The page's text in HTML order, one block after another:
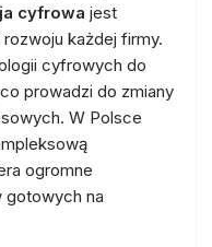
cyfrowa jest
każdej firmy.
cyfrowych do
prowadzi do zmiany
W Polsce
ogromne
gotowych na